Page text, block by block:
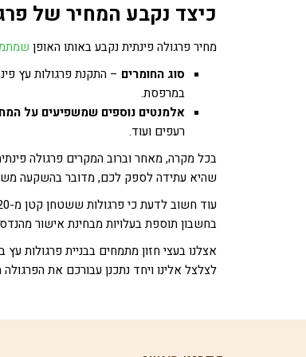
כיצד נקבע המחיר של
מחיר פרגולה פינתית נקבע באותו האופן
סוג החומרים – התקנת פרגולות עץ
במרפסת.
אלמנטים נוספים שמשפיעים על
רעפים ועוד.
בכל מקרה, מאחר וברוב המקרים פרגולה
שהיא עתידה לספק לכם, מדובר בהשקעה
בחשבון תוספת בעלויות מבחינת אישור
אצלנו בעצי חזון מתמחים בבניית פרגולות
לצלצל אלינו ויחד נתכנן עבורכם את